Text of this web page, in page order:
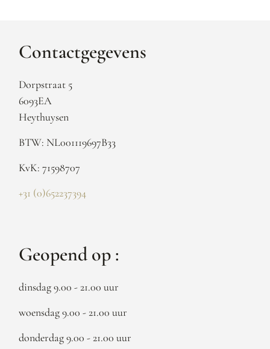
Contactgegevens
Dorpstraat 5
6093EA
Heythuysen
BTW: NL001119697B33
KvK: 71598707
+31 (0)652237394
Geopend op :
dinsdag 9.00 - 21.00 uur
woensdag 9.00 - 21.00 uur
donderdag 9.00 - 21.00 uur